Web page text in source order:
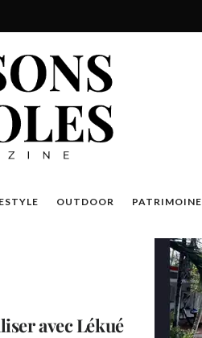
OUTDOOR PATRIMOINE
avec Lékué